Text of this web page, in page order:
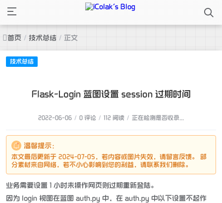
首页 / 技术总结 / 正文
技术总结
Flask-Login 蓝图设置 session 过期时间
2022-06-06 / 0 评论 / 112 阅读 / 正在检测是否收录...
温馨提示：
本文最后更新于 2024-07-05，若内容或图片失效，请留言反馈。 部
分素材来自网络，若不小心影响到您的利益，请联系我们删除。
业务需要设置 1 小时未操作网页则过期重新登陆。
因为 login 视图在蓝图 auth.py 中，在 auth.py 中以下设置不起作